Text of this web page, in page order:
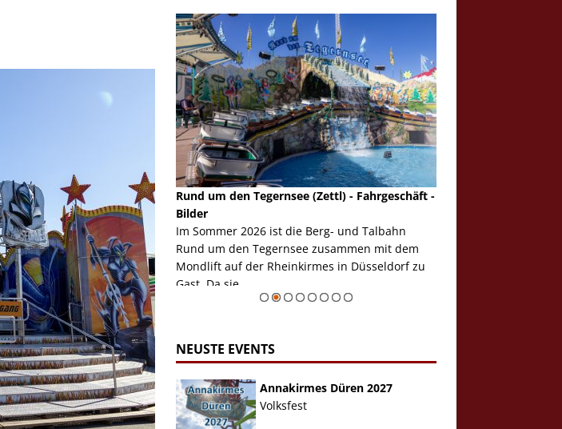
2022
immer noch mal einen Blick
aus dem Jahr 2022. Am
waren wir bei herrlichem
Zur Bildgalerie
Rund um den Tegernsee (Zettl) - Fahrgeschäft -
Bilder
Im Sommer 2026 ist die Berg- und Talbahn
Rund um den Tegernsee zusammen mit dem
Mondlift auf der Rheinkirmes in Düsseldorf zu
Gast. Da sie ...
NEUSTE EVENTS
Annakirmes Düren 2027
Volksfest